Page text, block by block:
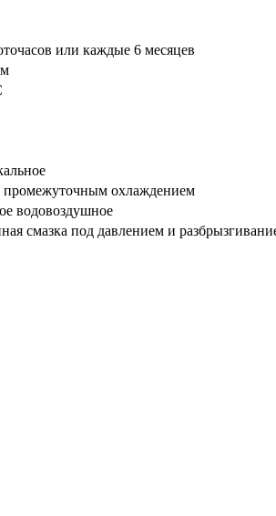
или каждые 6 месяцев
промежуточным охлаждением
водовоздушное
смазка под давлением и